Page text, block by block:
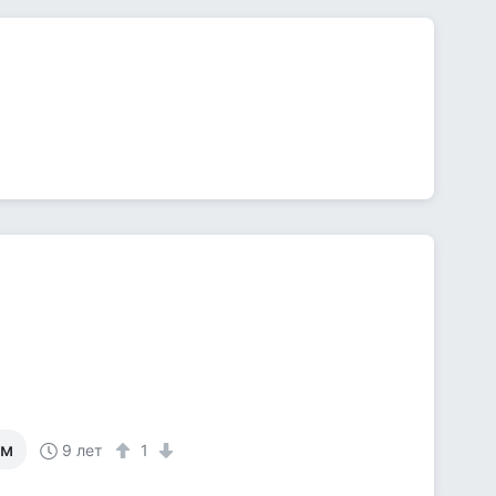
9 лет 1